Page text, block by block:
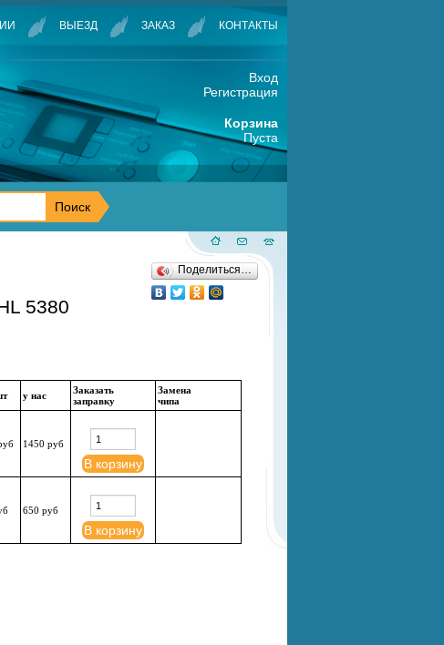
ВЫЕЗД ЗАКАЗ КОНТАКТЫ
Вход
Регистрация
Корзина
Пуста
5380
Поделиться…
у нас
Заказать
заправку
Замена
чипа
1450 руб
В корзину
650 руб
В корзину